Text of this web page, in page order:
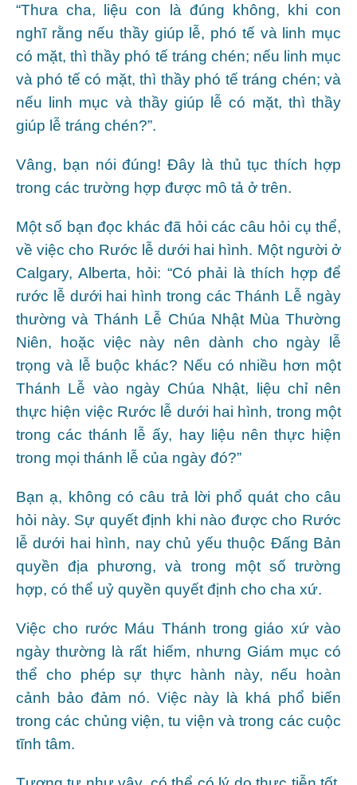
“Thưa cha, liệu con là đúng không, khi con
nghĩ rằng nếu thầy giúp lễ, phó tế và linh mục
có mặt, thì thầy phó tế tráng chén; nếu linh mục
và phó tế có mặt, thì thầy phó tế tráng chén; và
nếu linh mục và thầy giúp lễ có mặt, thì thầy
giúp lễ tráng chén?”.
Vâng, bạn nói đúng! Đây là thủ tục thích hợp
trong các trường hợp được mô tả ở trên.
Một số bạn đọc khác đã hỏi các câu hỏi cụ thể,
về việc cho Rước lễ dưới hai hình. Một người ở
Calgary, Alberta, hỏi: “Có phải là thích hợp để
rước lễ dưới hai hình trong các Thánh Lễ ngày
thường và Thánh Lễ Chúa Nhật Mùa Thường
Niên, hoặc việc này nên dành cho ngày lễ
trọng và lễ buộc khác? Nếu có nhiều hơn một
Thánh Lễ vào ngày Chúa Nhật, liệu chỉ nên
thực hiện việc Rước lễ dưới hai hình, trong một
trong các thánh lễ ấy, hay liệu nên thực hiện
trong mọi thánh lễ của ngày đó?”
Bạn ạ, không có câu trả lời phổ quát cho câu
hỏi này. Sự quyết định khi nào được cho Rước
lễ dưới hai hình, nay chủ yếu thuộc Đấng Bản
quyền địa phương, và trong một số trường
hợp, có thể uỷ quyền quyết định cho cha xứ.
Việc cho rước Máu Thánh trong giáo xứ vào
ngày thường là rất hiếm, nhưng Giám mục có
thể cho phép sự thực hành này, nếu hoàn
cảnh bảo đảm nó. Việc này là khá phổ biến
trong các chủng viện, tu viện và trong các cuộc
tĩnh tâm.